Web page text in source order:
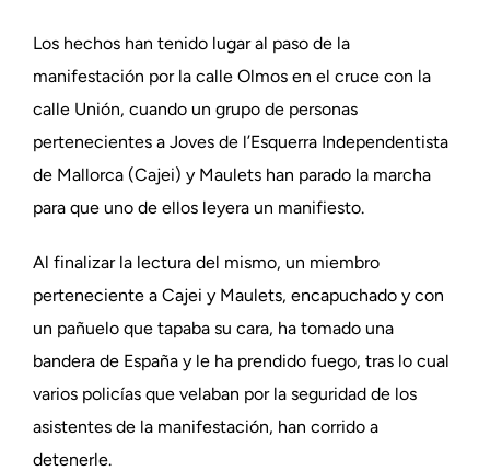
Los hechos han tenido lugar al paso de la
manifestación por la calle Olmos en el cruce con la
calle Unión, cuando un grupo de personas
pertenecientes a Joves de l’Esquerra Independentista
de Mallorca (Cajei) y Maulets han parado la marcha
para que uno de ellos leyera un manifiesto.
Al finalizar la lectura del mismo, un miembro
perteneciente a Cajei y Maulets, encapuchado y con
un pañuelo que tapaba su cara, ha tomado una
bandera de España y le ha prendido fuego, tras lo cual
varios policías que velaban por la seguridad de los
asistentes de la manifestación, han corrido a
detenerle.